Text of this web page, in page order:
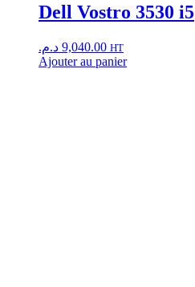
Dell Vostro 3530 i5
9,040.00 د.م. HT
Ajouter au panier